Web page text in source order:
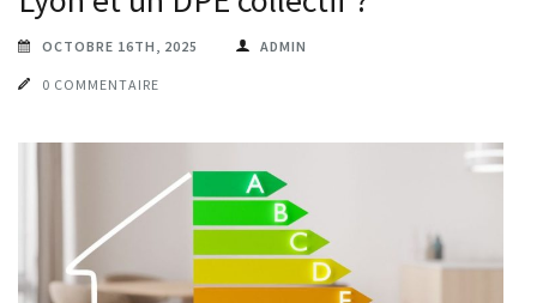
OCTOBRE 16TH, 2025 ADMIN
0 COMMENTAIRE